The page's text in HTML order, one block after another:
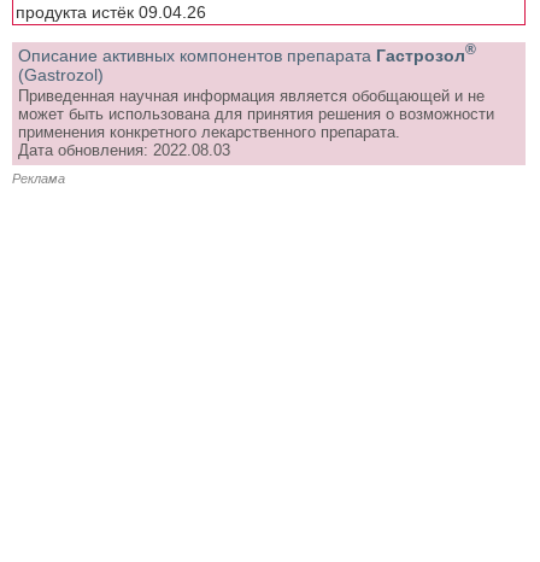
продукта истёк 09.04.26
Описание активных компонентов препарата Гастрозол®
(Gastrozol)
Приведенная научная информация является обобщающей и не
может быть использована для принятия решения о возможности
применения конкретного лекарственного препарата.
Дата обновления: 2022.08.03
Реклама